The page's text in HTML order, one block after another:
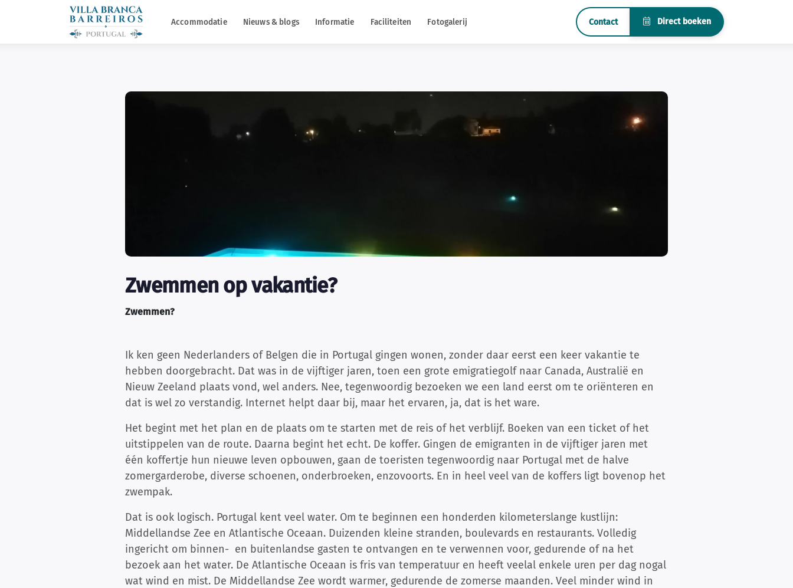
Accommodatie Nieuws & blogs Informatie Faciliteiten Fotogalerij Contact Direct boeken
Zwemmen op vakantie?
Zwemmen?
Ik ken geen Nederlanders of Belgen die in Portugal gingen wonen, zonder daar eerst een keer vakantie te
hebben doorgebracht. Dat was in de vijftiger jaren, toen een grote emigratiegolf naar Canada, Australië en
Nieuw Zeeland plaats vond, wel anders. Nee, tegenwoordig bezoeken we een land eerst om te oriënteren en
dat is wel zo verstandig. Internet helpt daar bij, maar het ervaren, ja, dat is het ware.
Het begint met het plan en de plaats om te starten met de reis of het verblijf. Boeken van een ticket of het
uitstippelen van de route. Daarna begint het echt. De koffer. Gingen de emigranten in de vijftiger jaren met
één koffertje hun nieuwe leven opbouwen, gaan de toeristen tegenwoordig naar Portugal met de halve
zomergarderobe, diverse schoenen, onderbroeken, enzovoorts. En in heel veel van de koffers ligt bovenop het
zwempak.
Dat is ook logisch. Portugal kent veel water. Om te beginnen een honderden kilometerslange kustlijn:
Middellandse Zee en Atlantische Oceaan. Duizenden kleine stranden, boulevards en restaurants. Volledig
ingericht om binnen- en buitenlandse gasten te ontvangen en te verwennen voor, gedurende of na het
bezoek aan het water. De Atlantische Oceaan is fris van temperatuur en heeft veelal enkele uren per dag nogal
wat wind en mist. De Middellandse Zee wordt warmer, gedurende de zomerse maanden. Veel minder wind in